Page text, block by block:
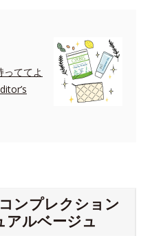
ててよ
ンプレクション
アルベージュ